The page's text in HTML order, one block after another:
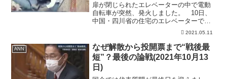
扉が閉じられたエレベーターの中で電動
自転車が突然、発火しました。 10日、
中国・四川省の住宅のエレベーターで扉
が閉まった瞬間に電動自転車から炎と煙
が噴き出しました。 帰宅時間で混み合
うエレベーターには赤ちゃんを含む5人が
乗っていて、複数の人...
2021.05.11
ANN
なぜ解散から投開票まで“戦後最
短”？最後の論戦(2021年10月13
日)